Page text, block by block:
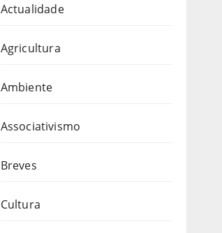
Actualidade
Agricultura
Ambiente
Associativismo
Breves
Cultura